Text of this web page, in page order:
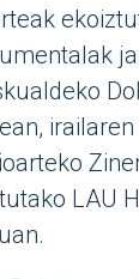
irailaren
LAU